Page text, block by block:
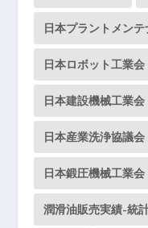
日本プラントメン
日本ロボット工業会
日本建設機械工業会
日本産業洗浄協議会
日本鍛圧機械工業会
潤滑油販売実績-統